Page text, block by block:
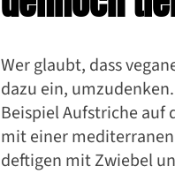
Wer glaubt, dass
dazu ein,
Beispiel Aufstriche auf
mit einer
deftigen mit Zwiebel